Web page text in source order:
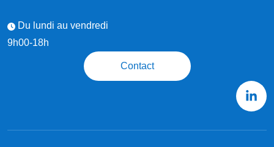
Du lundi au vendredi
9h00-18h
Contact